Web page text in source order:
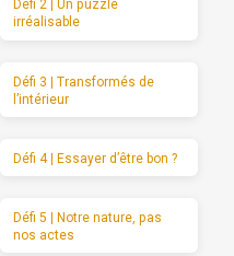
Défi 2 | Un puzzle
irréalisable
Défi 3 | Transformés de
l’intérieur
Défi 4 | Essayer d’être bon ?
Défi 5 | Notre nature, pas
nos actes